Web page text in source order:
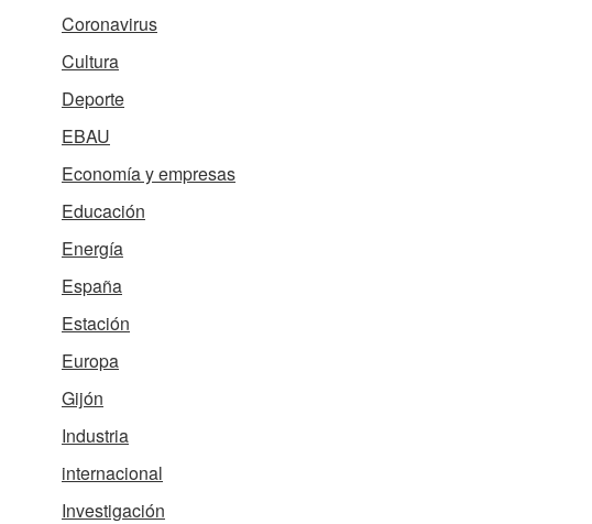
Coronavirus
Cultura
Deporte
EBAU
Economía y empresas
Educación
Energía
España
Estación
Europa
Gijón
Industria
internacional
Investigación